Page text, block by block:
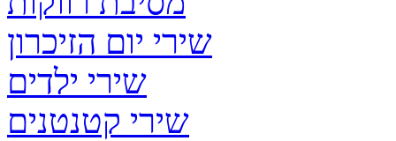
שירי יום הזיכרון
שירי ילדים
שירי קטנטנים